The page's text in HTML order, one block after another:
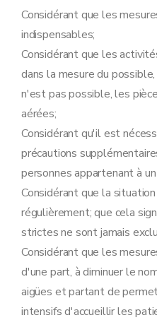
Considérant que les
indispensables;
Considérant que les
dans la mesure du
n'est pas possible, les
aérées;
Considérant qu'il est
précautions
personnes appartenant à
Considérant que la
régulièrement; que cela
strictes ne sont jamais
Considérant que les
d'une part, à diminuer le
aigües et partant de
intensifs d'accueillir les